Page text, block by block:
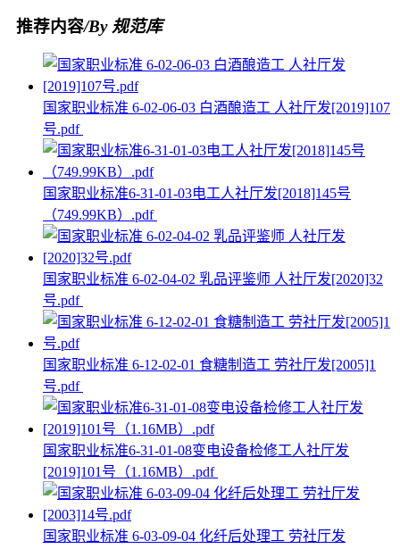
推荐内容/By 规范库
国家职业标准 6-02-06-03 白酒酿造工 人社厅发[2019]107
号.pdf
国家职业标准6-31-01-03电工人社厅发[2018]145号
（749.99KB）.pdf
国家职业标准 6-02-04-02 乳品评鉴师 人社厅发[2020]32
号.pdf
国家职业标准 6-12-02-01 食糖制造工 劳社厅发[2005]1
号.pdf
国家职业标准6-31-01-08变电设备检修工人社厅发
[2019]101号（1.16MB）.pdf
国家职业标准 6-03-09-04 化纤后处理工 劳社厅发